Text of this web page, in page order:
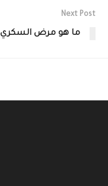
Next Post
ما هو مرض السكري